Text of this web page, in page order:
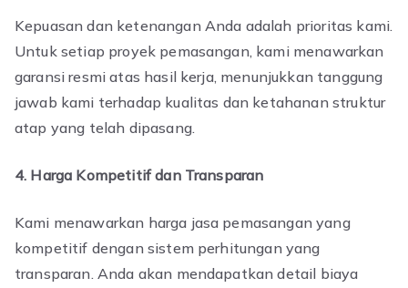
Kepuasan dan ketenangan Anda adalah prioritas kami.
Untuk setiap proyek pemasangan, kami menawarkan
garansi resmi atas hasil kerja, menunjukkan tanggung
jawab kami terhadap kualitas dan ketahanan struktur
atap yang telah dipasang.
4. Harga Kompetitif dan Transparan
Kami menawarkan harga jasa pemasangan yang
kompetitif dengan sistem perhitungan yang
transparan. Anda akan mendapatkan detail biaya